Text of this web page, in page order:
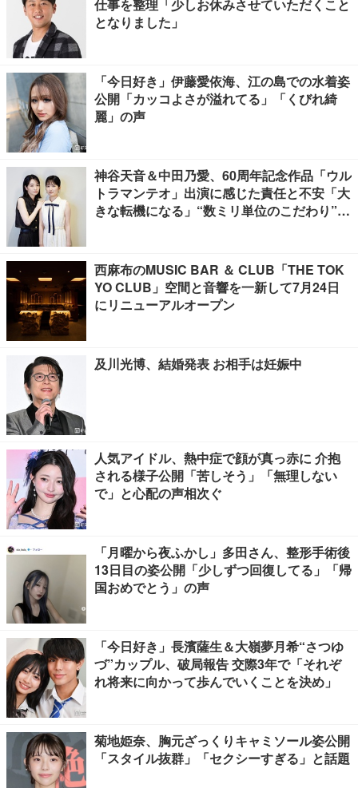
仕事を整理「少しお休みさせていただくこと
となりました」
「今日好き」伊藤愛依海、江の島での水着姿
公開「カッコよさが溢れてる」「くびれ綺
麗」の声
神谷天音＆中田乃愛、60周年記念作品「ウル
トラマンテオ」出演に感じた責任と不安「大
きな転機になる」“数ミリ単位のこだわり”特
西麻布のMUSIC BAR ＆ CLUB「THE TOK
YO CLUB」空間と音響を一新して7月24日
にリニューアルオープン
及川光博、結婚発表 お相手は妊娠中
人気アイドル、熱中症で顔が真っ赤に 介抱
される様子公開「苦しそう」「無理しない
で」と心配の声相次ぐ
「月曜から夜ふかし」多田さん、整形手術後
13日目の姿公開「少しずつ回復してる」「帰
国おめでとう」の声
「今日好き」長濱薩生＆大嶺夢月希“さつゆ
づ”カップル、破局報告 交際3年で「それぞ
れ将来に向かって歩んでいくことを決め」
菊地姫奈、胸元ざっくりキャミソール姿公開
「スタイル抜群」「セクシーすぎる」と話題